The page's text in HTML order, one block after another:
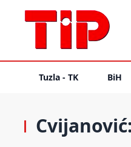
Tuzla - TK BiH